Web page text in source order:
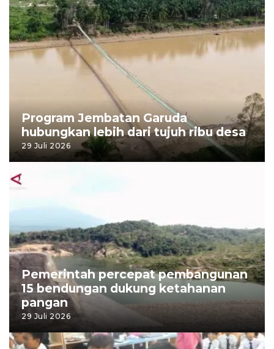
Program Jembatan Garuda
hubungkan lebih dari tujuh ribu desa
29 Juli 2026
Pemerintah percepat pembangunan
15 bendungan dukung ketahanan
pangan
29 Juli 2026